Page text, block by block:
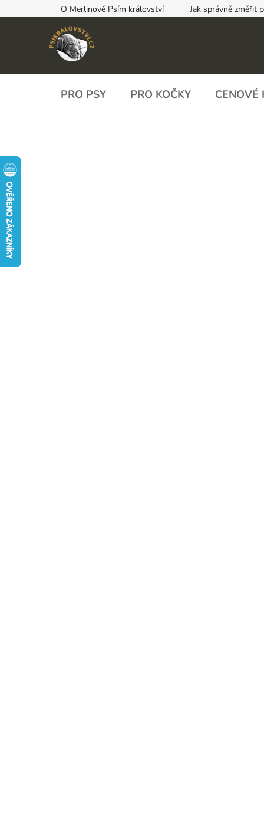
na
O Merlinově Psím království Jak správně změřit
PRO PSY PRO KOČKY CENOVÉ